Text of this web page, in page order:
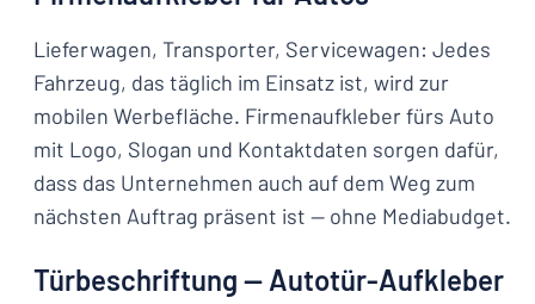
Lieferwagen, Transporter, Servicewagen: Jedes
Fahrzeug, das täglich im Einsatz ist, wird zur
mobilen Werbefläche. Firmenaufkleber fürs Auto
mit Logo, Slogan und Kontaktdaten sorgen dafür,
dass das Unternehmen auch auf dem Weg zum
nächsten Auftrag präsent ist — ohne Mediabudget.
Türbeschriftung — Autotür-Aufkleber